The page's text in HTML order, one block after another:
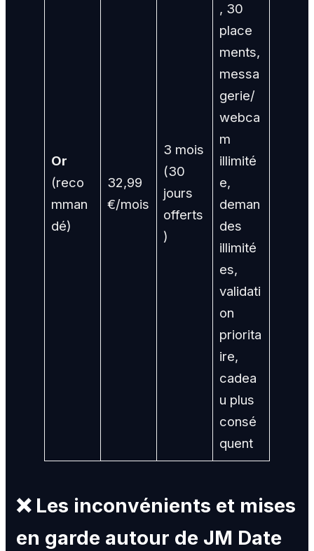
Or
(reco
mman
dé)
32,99
€/mois
3 mois
(30
jours
offerts
)
, 30
place
ments,
messa
gerie/
webca
m
illimité
e,
deman
des
illimité
es,
validati
on
priorita
ire,
cadea
u plus
consé
quent
❌ Les inconvénients et mises
en garde autour de JM Date